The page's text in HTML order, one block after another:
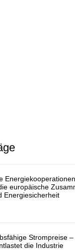
europäische
Energiesicherheit
Strompreise –
die Industrie